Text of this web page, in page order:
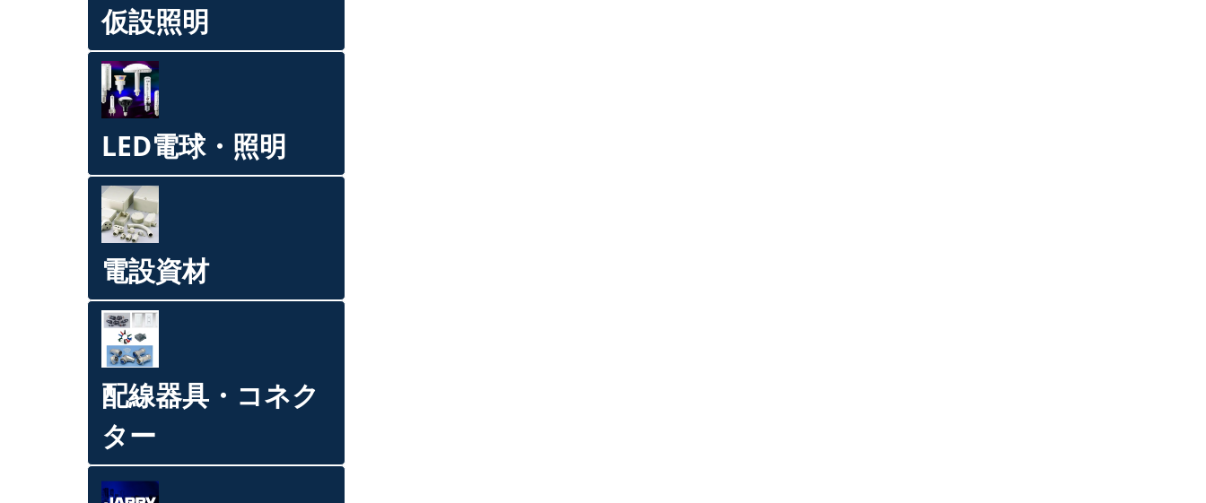
仮設照明
LED電球・照明
電設資材
配線器具・コネク
ター